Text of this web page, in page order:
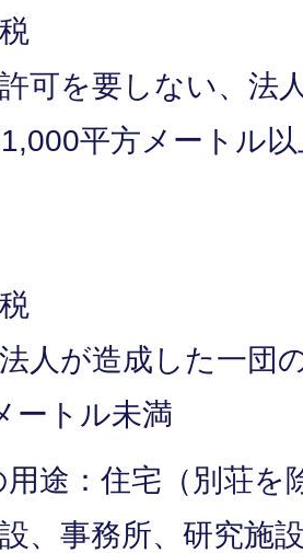
可を要しない、法
平方メートル
人が造成した一団
ートル未満
用途：住宅（別荘を
、事務所、研究施